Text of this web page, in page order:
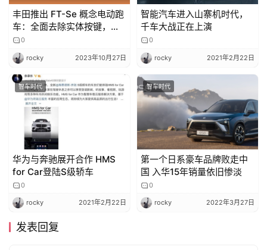
丰田推出 FT-Se 概念电动跑
车：全面去除实体按键，
2026 年后量产
0
rocky 2023年10月27日
智能汽车进入山寨机时代，
千车大战正在上演
0
rocky 2021年2月22日
智车时代
华为与奔驰展开合作 HMS
for Car登陆S级轿车
0
rocky 2021年2月22日
智车时代
第一个日系豪车品牌败走中
国 入华15年销量依旧惨淡
0
rocky 2022年3月27日
发表回复